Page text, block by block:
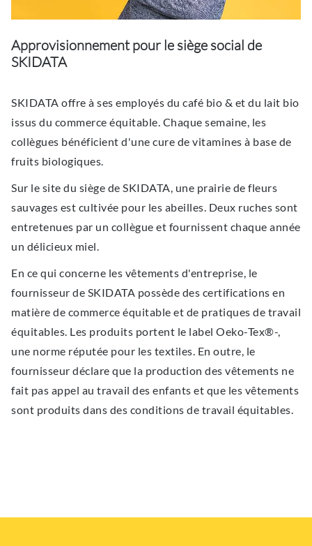
Approvisionnement pour le siège social de
SKIDATA
SKIDATA offre à ses employés du café bio & et du lait bio
issus du commerce équitable. Chaque semaine, les
collègues bénéficient d'une cure de vitamines à base de
fruits biologiques.
Sur le site du siège de SKIDATA, une prairie de fleurs
sauvages est cultivée pour les abeilles. Deux ruches sont
entretenues par un collègue et fournissent chaque année
un délicieux miel.
En ce qui concerne les vêtements d'entreprise, le
fournisseur de SKIDATA possède des certifications en
matière de commerce équitable et de pratiques de travail
équitables. Les produits portent le label Oeko-Tex®-,
une norme réputée pour les textiles. En outre, le
fournisseur déclare que la production des vêtements ne
fait pas appel au travail des enfants et que les vêtements
sont produits dans des conditions de travail équitables.